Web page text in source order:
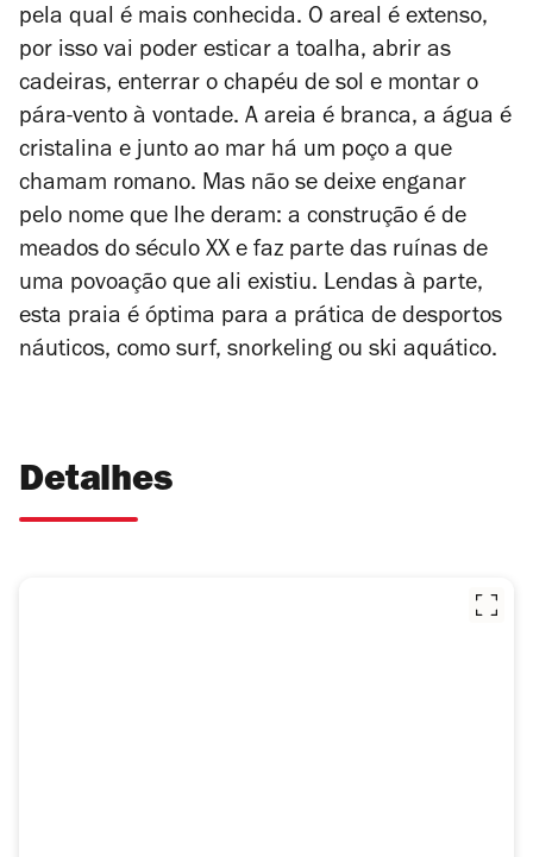
pela qual é mais conhecida. O areal é extenso,
por isso vai poder esticar a toalha, abrir as
cadeiras, enterrar o chapéu de sol e montar o
pára-vento à vontade. A areia é branca, a água é
cristalina e junto ao mar há um poço a que
chamam romano. Mas não se deixe enganar
pelo nome que lhe deram: a construção é de
meados do século XX e faz parte das ruínas de
uma povoação que ali existiu. Lendas à parte,
esta praia é óptima para a prática de desportos
náuticos, como surf, snorkeling ou ski aquático.
Detalhes